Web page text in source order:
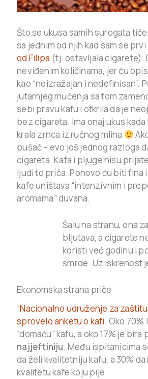
Što se ukusa samih surogata
sa jednim od njih kad sam se
od Filipa (tj. ostavljala cigarete).
neviđenim količinama, jer ću
kao “neizražajan i nedefinisan”.
jutarnjeg mučenja sa tom
sebi pravu kafu i otkrila da je
bez cigareta. Ima onaj ukus kada
krala zrnca iz ručnog mlina
pušač – evo još jednog razloga
cigareta. Kafa i pljuge nisu
ljudi to priča. Ponovo ću biti fina
kafe uništava “intenzivnim i
aromama” duvana.
Šalu na stranu, ona
bljutava, a cigarete
koristi već godinu i
smrde. Uz iskrenost
Ekonomska strana priče
“Nacionalno udruženje za
sprovelo anketu o kafi. Oko 70%
“domaću” kafu, a oko 17% je bira
najjeftiniju. Među ispitanicima
da želi kvalitetniju kafu, a 30%
kvalitetu kafe koju pije.